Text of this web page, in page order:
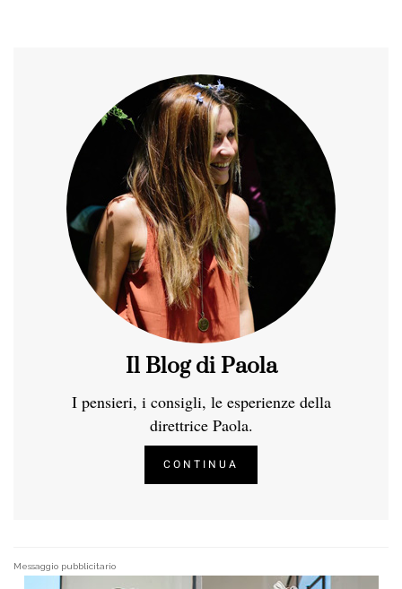
Il Blog di Paola
I pensieri, i consigli, le esperienze della
direttrice Paola.
CONTINUA
Messaggio pubblicitario